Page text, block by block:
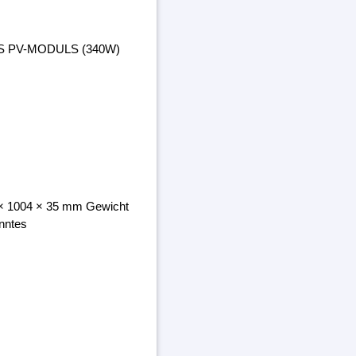
PV-MODULS (340W)
1004 × 35 mm Gewicht